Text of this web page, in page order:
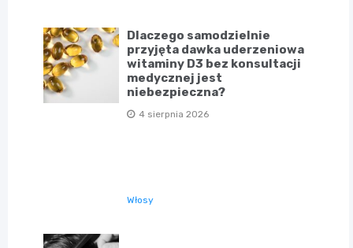
Dlaczego samodzielnie
przyjęta dawka uderzeniowa
witaminy D3 bez konsultacji
medycznej jest
niebezpieczna?
4 sierpnia 2026
Włosy